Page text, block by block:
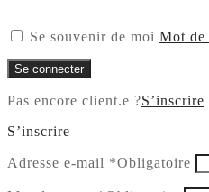
Se souvenir de moi Mot de
Se connecter
Pas encore client.e ?S’inscrire
S’inscrire
Adresse e-mail *Obligatoire